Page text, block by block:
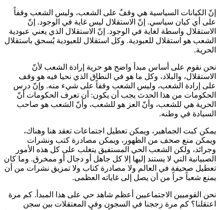
إنّ الكيانات السياسية هي وقفٌ على الشعب، وليس الشعب وقفاً
على أي كيان سياسي. إنّ الاستقلال ليس غاية في الوجود. إنّ
الاستقلال واسطة لغاية في الوجود. إنّ الاستقلال الذي يعني عبودية
الشعب هو استقلال للعبودية. وكل استقلال للعبودية يُسحق باستقلال
الحرية.
نحن نقوم على أساس مبدأ واضح هو حرية إرادة الشعب لأنّ
الاستقلال، والبلاد، وكل ما هو في النطاق الذي نحيا فيه هو وقف
على إرادة الشعب، وليس الشعب وقفاً على شيء منه. وإنّ درس
الحكومات من هذا الحدث يجب أن يكون: أن تعرف الحكومات أنّ
الحرية هي للشعب، وأنّ العز هو للشعب، وأنّ الشعب هو صاحب
السيادة في وطنه.
يمكن كبت الجماهير، ويمكن تعطيل اجتماعات تعقد هنا وهناك،
ويمكن منع صحف من الظهور، ويمكن مصادرة كتب ونشرات
وجرائد، ولكن الشعب الحي المستفيق يتغلب على كل هذه الأمور
الصبيانية التي لا يستند إليها إلا كل جاهل أو دجال أو ممخرق. وما كان
تعطيل صحيفة في العالم ولا مصادرة كتاب ولا تمزيق نشرات من أن
يمنع شعباً حراً من أن يصل إلى غاياته العظمى.
نحن القوميين الاجتماعيين أعظم شاهد حي على هذا المبدأ. كم مرة
اعتقلنا؟ كم مرة زججنا في السجون وفي المعتقلات بين سجن